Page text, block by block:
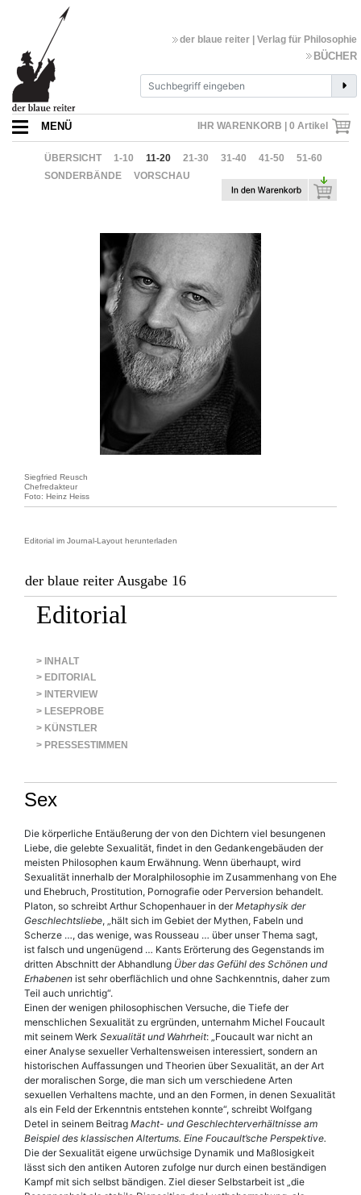
IHR WARENKORB | 0 Artikel
der blaue reiter | Verlag für Philosophie
BÜCHER
MENÜ
ÜBERSICHT 1-10 11-20 21-30 31-40 41-50
51-60
SONDERBÄNDE
VORSCHAU
Siegfried Reusch
Chefredakteur
Foto: Heinz Heiss
Editorial im Journal-Layout herunterladen
der blaue reiter Ausgabe 16
Editorial
> INHALT
> EDITORIAL
> INTERVIEW
> LESEPROBE
> KÜNSTLER
> PRESSESTIMMEN
Sex
Die körperliche Entäußerung der von den Dichtern viel besungenen
Liebe, die gelebte Sexualität, findet in den Gedankengebäuden der
meisten Philosophen kaum Erwähnung. Wenn überhaupt, wird
Sexualität innerhalb der Moralphilosophie im Zusammenhang von Ehe
und Ehebruch, Prostitution, Pornografie oder Perversion behandelt.
Platon, so schreibt Arthur Schopenhauer in derMetaphysik der
Geschlechtsliebe, „hält sich im Gebiet der Mythen, Fabeln und
Scherze …, das wenige, was Rousseau … über unser Thema sagt,
ist falsch und ungenügend … Kants Erörterung des Gegenstands im
dritten Abschnitt der Abhandlung Über das Gefühl des Schönen und
Erhabenen ist sehr oberflächlich und ohne Sachkenntnis, daher zum
Teil auch unrichtig“.
Einen der wenigen philosophischen Versuche, die Tiefe der
menschlichen Sexualität zu ergründen, unternahm Michel Foucault
mit seinem Werk Sexualität und Wahrheit: „Foucault war nicht an
einer Analyse sexueller Verhaltensweisen interessiert, sondern an
historischen Auffassungen und Theorien über Sexualität, an der Art
der moralischen Sorge, die man sich um verschiedene Arten
sexuellen Verhaltens machte, und an den Formen, in denen Sexualität
als ein Feld der Erkenntnis entstehen konnte“, schreibt Wolfgang
Detel in seinem Beitrag Macht- und Geschlechterverhältnisse am
Beispiel des klassischen Altertums. Eine Foucault’sche Perspektive.
Die der Sexualität eigene urwüchsige Dynamik und Maßlosigkeit
lässt sich den antiken Autoren zufolge nur durch einen beständigen
Kampf mit sich selbst bändigen. Ziel dieser Selbstarbeit ist „die